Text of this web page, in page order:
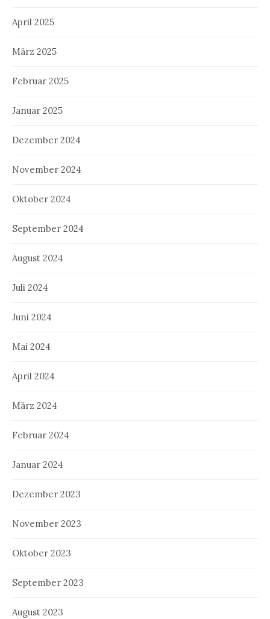
April 2025
März 2025
Februar 2025
Januar 2025
Dezember 2024
November 2024
Oktober 2024
September 2024
August 2024
Juli 2024
Juni 2024
Mai 2024
April 2024
März 2024
Februar 2024
Januar 2024
Dezember 2023
November 2023
Oktober 2023
September 2023
August 2023